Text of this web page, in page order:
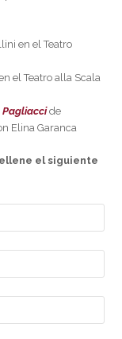
en el Teatro
el Teatro alla Scala
Pagliaccide
Elina Garanca
el siguiente